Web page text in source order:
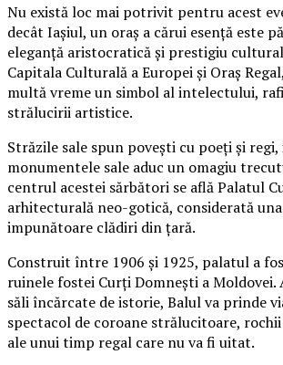
Nu există loc mai potrivit pentru acest
decât Iașiul, un oraș a cărui esență este
eleganță aristocratică și prestigiu
Capitala Culturală a Europei și Oraș
multă vreme un simbol al intelectului,
strălucirii artistice.
Străzile sale spun povești cu poeți și
monumentele sale aduc un omagiu
centrul acestei sărbători se află Palatul
arhitecturală neo-gotică, considerată
impunătoare clădiri din țară.
Construit între 1906 și 1925, palatul a
ruinele fostei Curți Domnești a Moldovei.
săli încărcate de istorie, Balul va prinde
spectacol de coroane strălucitoare,
ale unui timp regal care nu va fi uitat.